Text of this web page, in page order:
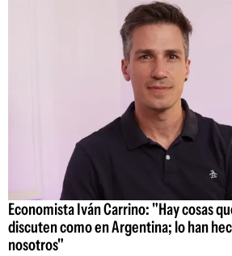
Economista Iván Carrino: "Hay cosas
discuten como en Argentina; lo han
nosotros"